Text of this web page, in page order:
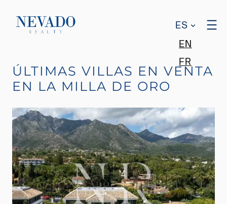
ES
EN
FR
ÚLTIMAS VILLAS EN VENTA
EN LA MILLA DE ORO